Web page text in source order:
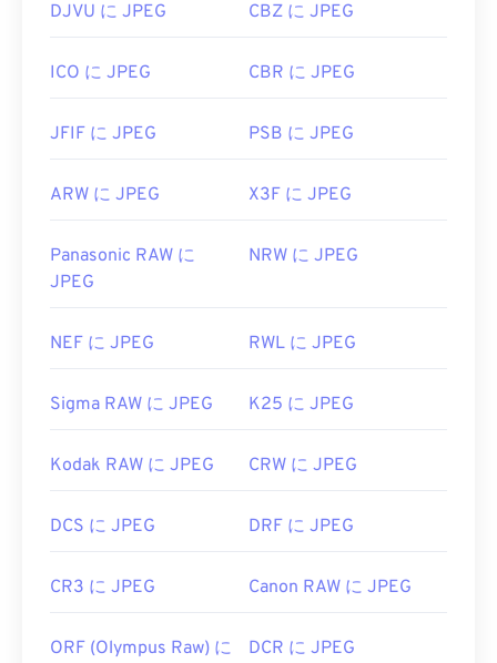
DJVU に JPEG CBZ に JPEG
ICO に JPEG CBR に JPEG
JFIF に JPEG PSB に JPEG
ARW に JPEG X3F に JPEG
Panasonic RAW に
JPEG
NRW に JPEG
NEF に JPEG RWL に JPEG
Sigma RAW に JPEG K25 に JPEG
Kodak RAW に JPEG CRW に JPEG
DCS に JPEG DRF に JPEG
CR3 に JPEG Canon RAW に JPEG
ORF (Olympus Raw) に
DCR に JPEG